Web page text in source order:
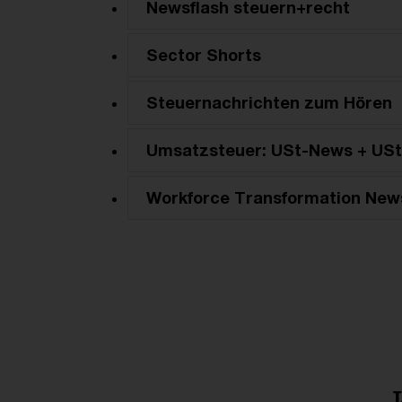
Newsflash steuern+recht
Sector Shorts
Steuernachrichten zum Hören
Umsatzsteuer: USt-News +
Workforce Transformation